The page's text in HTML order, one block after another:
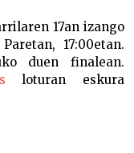
17an izango
17:00etan.
duen finalean.
loturan eskura